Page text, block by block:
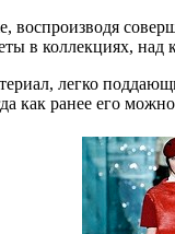
в коллекциях,
легко
как ранее его